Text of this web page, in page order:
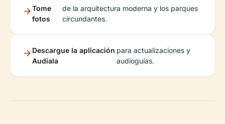
Tome
fotos
de la arquitectura moderna y los parques
circundantes.
Descargue la aplicación
Audiala
para actualizaciones y
audioguías.